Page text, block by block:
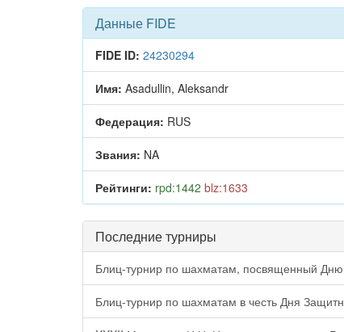
Данные FIDE
FIDE ID: 24230294
Имя: Asadullin, Aleksandr
Федерация: RUS
Звания: NA
Рейтинги: rpd:1442 blz:1633
Последние турниры
Блиц-турнир по шахматам, посвященный
Блиц-турнир по шахматам в честь Дня